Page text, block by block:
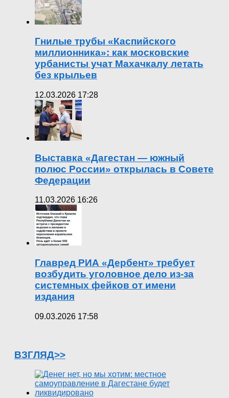
Гнилые трубы «Каспийского
миллионника»: как московские
урбанисты учат Махачкалу летать
без крыльев
12.03.2026 17:28
Выставка «Дагестан — южный
полюс России» открылась в Совете
Федерации
11.03.2026 16:26
Главред РИА «Дербент» требует
возбудить уголовное дело из-за
системных фейков от имени
издания
09.03.2026 17:58
ВЗГЛЯД>>